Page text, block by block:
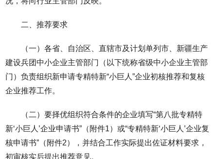
二、推荐要求
（一）各省、自治区、直辖市及计划单列市、新疆生产
建设兵团中小企业主管部门（以下统称省级中小企业主管部
门）负责组织新申请专精特新“小巨人”企业初核推荐和复核
企业推荐工作。
（二）要择优组织符合条件的企业填写“第八批专精特
新‘小巨人’企业申请书”（附件1）或“专精特新‘小巨人’企业复
核申请书”（附件2），并结合工作实际提出佐证材料要求，
初审核实后提出推荐意见。